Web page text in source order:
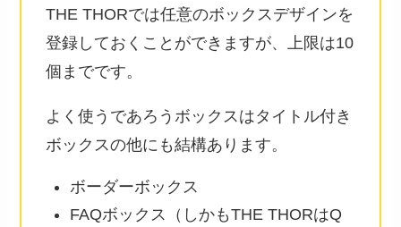
THE THORでは任意のボックスデザインを
登録しておくことができますが、上限は10
個までです。
よく使うであろうボックスはタイトル付き
ボックスの他にも結構あります。
ボーダーボックス
FAQボックス（しかもTHE THORはQ